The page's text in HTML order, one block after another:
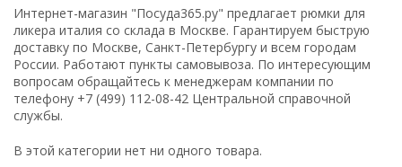
Интернет-магазин "Посуда365.ру" предлагает рюмки для
ликера италия со склада в Москве. Гарантируем быструю
доставку по Москве, Санкт-Петербургу и всем городам
России. Работают пункты самовывоза. По интересующим
вопросам обращайтесь к менеджерам компании по
телефону +7 (499) 112-08-42 Центральной справочной
службы.
В этой категории нет ни одного товара.